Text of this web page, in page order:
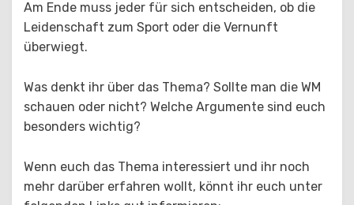
Am Ende muss jeder für sich entscheiden, ob die
Leidenschaft zum Sport oder die Vernunft
überwiegt.
Was denkt ihr über das Thema? Sollte man die WM
schauen oder nicht? Welche Argumente sind euch
besonders wichtig?
Wenn euch das Thema interessiert und ihr noch
mehr darüber erfahren wollt, könnt ihr euch unter